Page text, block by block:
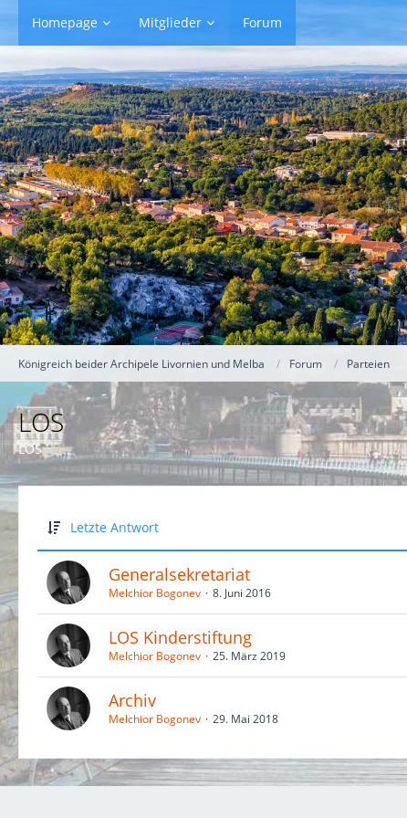
Homepage Mitglieder Forum
Königreich beider Archipele Livornien und Melba Forum Parteien
LOS
LOS
Letzte Antwort
Generalsekretariat
Melchior Bogonev 8. Juni 2016
LOS Kinderstiftung
Melchior Bogonev 25. März 2019
Archiv
Melchior Bogonev 29. Mai 2018